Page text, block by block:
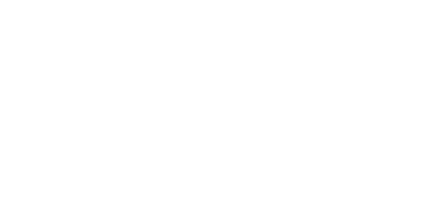
и получаете обувь европейского уровня. Основные преимущества наших моделей — это анатомически
Мы стремимся к тому, чтобы каждая женщина могла найти свою идеальную пару по доступной цене.
и классические туфли. Мы постоянно обновляем линейку, добавляя новые цвета и фактуры кожи. Будь то строгий
для вашего образа.
кожа — это инвестиция в ваш комфорт и имидж.